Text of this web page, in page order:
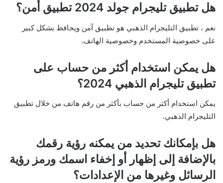
هل تطبيق تليجرام جولد 2024 تطبيق أمن؟
نعم ، تطبيق التليجرام الذهبي هو تطبيق آمن ويحافظ بشكل كبير
على خصوصية المستخدم وخصوصية الهاتف.
هل يمكن استخدام أكثر من حساب على
تطبيق تليجرام الذهبي 2024؟
يمكن استخدام أكثر من حساب بأكثر من رقم هاتف من خلال تطبيق
التليجرام الذهبي.
هل بإمكانك تحديد من يمكنه رؤية رقمك
بالإضافة إلى إظهار أو إخفاء اسمك ورمز رؤية
الرسائل وغيرها من الإعدادات؟